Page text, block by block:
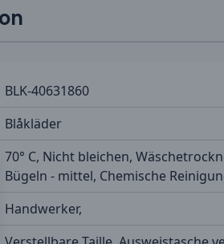
BLK-40631860
Blåkläder
70° C, Nicht bleichen,
Bügeln - mittel, Chemische
Handwerker,